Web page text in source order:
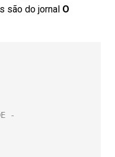
são do jornal O